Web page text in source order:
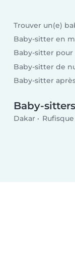
Trouver un(e)
Baby-sitter en
Baby-sitter
Baby-sitter de
Baby-sitter
Baby-
Dakar Rufisque